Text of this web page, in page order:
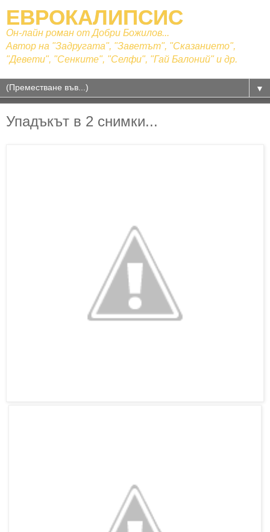
ЕВРОКАЛИПСИС
Он-лайн роман от Добри Божилов...
Автор на "Задругата", "Заветът", "Сказанието",
"Девети", "Сенките", "Селфи", "Гай Балоний" и др.
▼
Упадъкът в 2 снимки...